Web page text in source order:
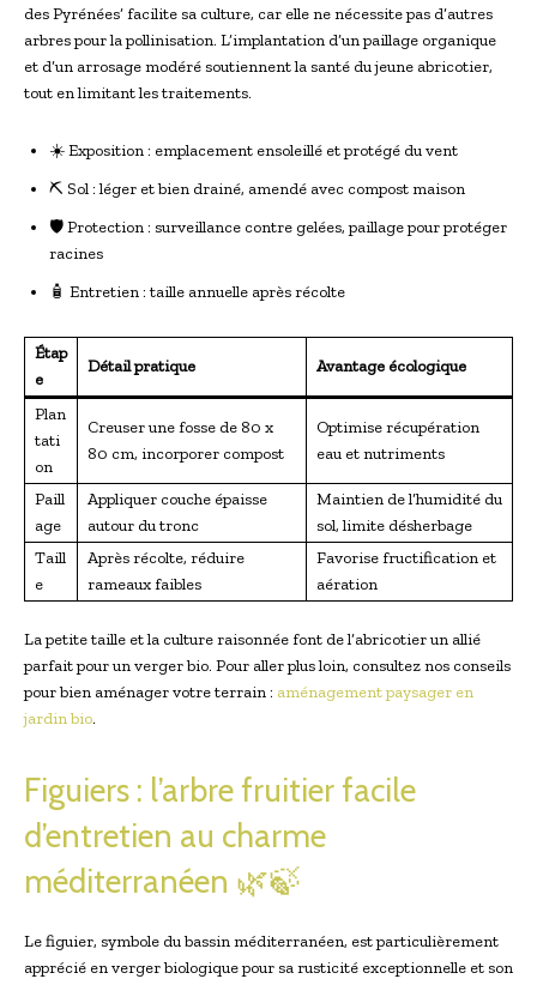
des Pyrénées’ facilite sa culture, car elle ne nécessite pas d’autres
arbres pour la pollinisation. L’implantation d’un paillage organique
et d’un arrosage modéré soutiennent la santé du jeune abricotier,
tout en limitant les traitements.
☀️ Exposition : emplacement ensoleillé et protégé du vent
⛏️ Sol : léger et bien drainé, amendé avec compost maison
🛡️ Protection : surveillance contre gelées, paillage pour protéger
racines
🧴 Entretien : taille annuelle après récolte
Étap
e
Détail pratique Avantage écologique
Plan
tati
on
Creuser une fosse de 80 x
80 cm, incorporer compost
Optimise récupération
eau et nutriments
Paill
age
Appliquer couche épaisse
autour du tronc
Maintien de l’humidité du
sol, limite désherbage
Taill
e
Après récolte, réduire
rameaux faibles
Favorise fructification et
aération
La petite taille et la culture raisonnée font de l’abricotier un allié
parfait pour un verger bio. Pour aller plus loin, consultez nos conseils
pour bien aménager votre terrain : aménagement paysager en
jardin bio.
Figuiers : l’arbre fruitier facile
d’entretien au charme
méditerranéen 🌿🍃
Le figuier, symbole du bassin méditerranéen, est particulièrement
apprécié en verger biologique pour sa rusticité exceptionnelle et son